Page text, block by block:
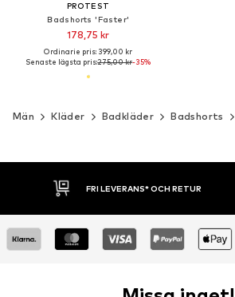
PROTEST
Badshorts 'Faster'
178,75 kr
Ordinarie pris: 399,00 kr
Senaste lägsta pris:275,00 kr-35%
Män Kläder Badkläder Badshorts
30 DAGARS ÖPPET KÖP